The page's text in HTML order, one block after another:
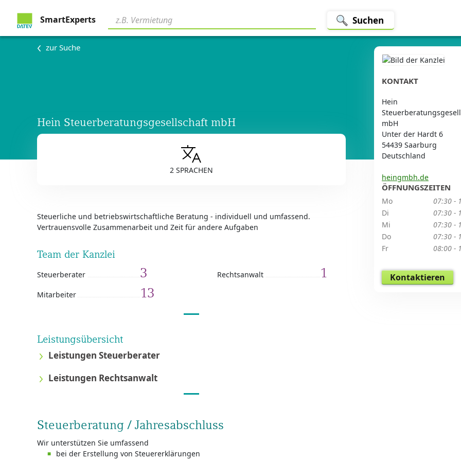
SmartExperts Suchen
zur Suche
Hein Steuerberatungsgesellschaft mbH
2 SPRACHEN
Steuerliche und betriebswirtschaftliche Beratung - individuell und umfassend.
Vertrauensvolle Zusammenarbeit und Zeit für andere Aufgaben
Team der Kanzlei
Steuerberater 3 Rechtsanwalt 1
Mitarbeiter 13
Leistungsübersicht
Leistungen Steuerberater
Leistungen Rechtsanwalt
Steuerberatung / Jahresabschluss
Wir unterstützen Sie umfassend
bei der Erstellung von Steuererklärungen
KONTAKT
Hein
mbH
Unter der Hardt 6
54439 Saarburg
Deutschland
heingmbh.de
ÖFFNUNGSZEITEN
Mo
07:30 -
Di
07:30 -
Mi
07:30 -
Do
07:30 -
Fr
08:00 -
Kontaktieren